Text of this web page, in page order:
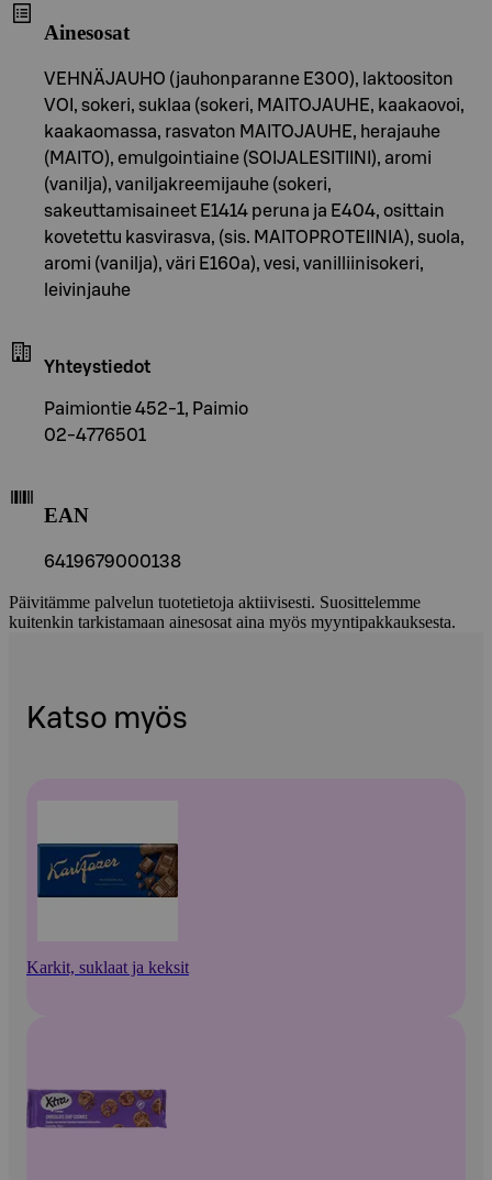
Ainesosat
VEHNÄJAUHO (jauhonparanne E300), laktoositon
VOI, sokeri, suklaa (sokeri, MAITOJAUHE, kaakaovoi,
kaakaomassa, rasvaton MAITOJAUHE, herajauhe
(MAITO), emulgointiaine (SOIJALESITIINI), aromi
(vanilja), vaniljakreemijauhe (sokeri,
sakeuttamisaineet E1414 peruna ja E404, osittain
kovetettu kasvirasva, (sis. MAITOPROTEIINIA), suola,
aromi (vanilja), väri E160a), vesi, vanilliinisokeri,
leivinjauhe
Yhteystiedot
Paimiontie 452-1, Paimio
02-4776501
EAN
6419679000138
Päivitämme palvelun tuotetietoja aktiivisesti. Suosittelemme
kuitenkin tarkistamaan ainesosat aina myös myyntipakkauksesta.
Katso myös
Karkit, suklaat ja keksit